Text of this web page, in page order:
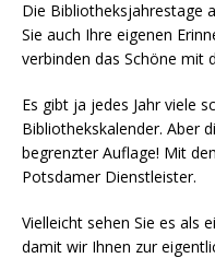
Die Bibliotheksjahrestage
Sie auch Ihre eigenen
verbinden das Schöne mit
Es gibt ja jedes Jahr viele
Bibliothekskalender. Aber
begrenzter Auflage! Mit
Potsdamer Dienstleister.
Vielleicht sehen Sie es als
damit wir Ihnen zur